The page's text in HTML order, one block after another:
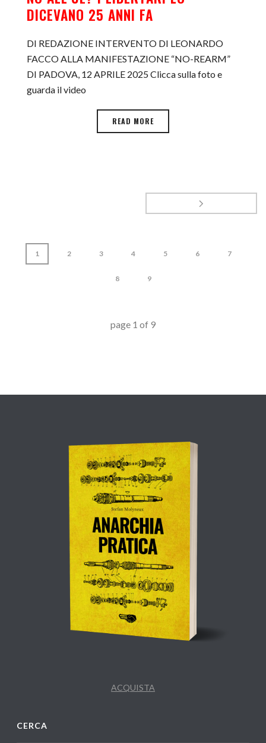
DICEVANO 25 ANNI FA
DI REDAZIONE INTERVENTO DI LEONARDO
FACCO ALLA MANIFESTAZIONE “NO-REARM”
DI PADOVA, 12 APRILE 2025 Clicca sulla foto e
guarda il video
READ MORE
1 2 3 4 5 6 7
8 9
page 1 of 9
ACQUISTA
CERCA